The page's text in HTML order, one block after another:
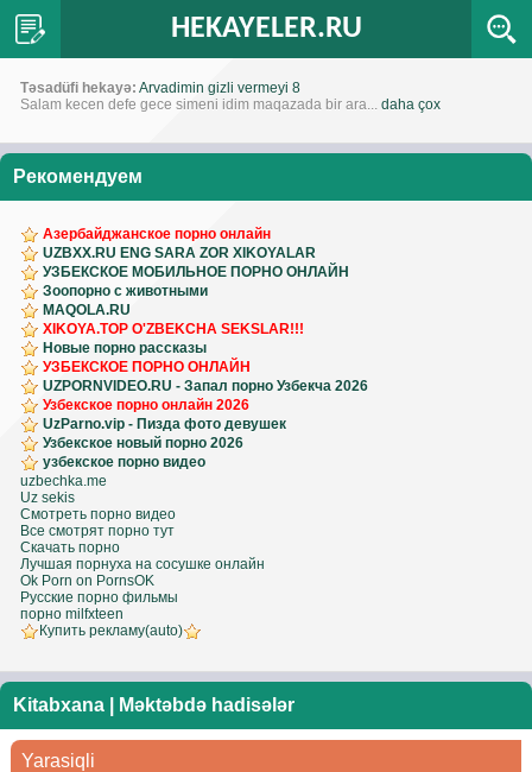
HEKAYELER.RU
Təsadüfi hekayə: Arvadimin gizli vermeyi 8
Salam kecen defe gece simeni idim maqazada bir ara... daha çox
Рекомендуем
Азербайджанское порно онлайн
UZBXX.RU ENG SARA ZOR XIKOYALAR
УЗБЕКСКОЕ МОБИЛЬНОЕ ПОРНО ОНЛАЙН
Зоопорно с животными
MAQOLA.RU
XIKOYA.TOP O'ZBEKCHA SEKSLAR!!!
Новые порно рассказы
УЗБЕКСКОЕ ПОРНО ОНЛАЙН
UZPORNVIDEO.RU - Запал порно Узбекча 2026
Узбекское порно онлайн 2026
UzParno.vip - Пизда фото девушек
Узбекское новый порно 2026
узбекское порно видео
uzbechka.me
Uz sekis
Смотреть порно видео
Все смотрят порно тут
Скачать порно
Лучшая порнуха на сосушке онлайн
Ok Porn on PornsOK
Русские порно фильмы
порно milfxteen
Купить рекламу(auto)
Kitabxana Məktəbdə hadisələr
Yarasiqli